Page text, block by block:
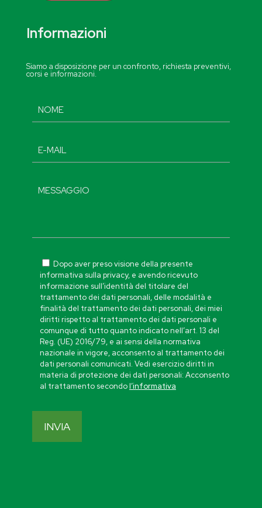
Informazioni
Siamo a disposizione per un confronto, richiesta preventivi,
corsi e informazioni.
Dopo aver preso visione della presente
informativa sulla privacy, e avendo ricevuto
informazione sull’identità del titolare del
trattamento dei dati personali, delle modalità e
finalità del trattamento dei dati personali, dei miei
diritti rispetto al trattamento dei dati personali e
comunque di tutto quanto indicato nell’art. 13 del
Reg. (UE) 2016/79, e ai sensi della normativa
nazionale in vigore, acconsento al trattamento dei
dati personali comunicati. Vedi esercizio diritti in
materia di protezione dei dati personali: Acconsento
al trattamento secondol’informativa